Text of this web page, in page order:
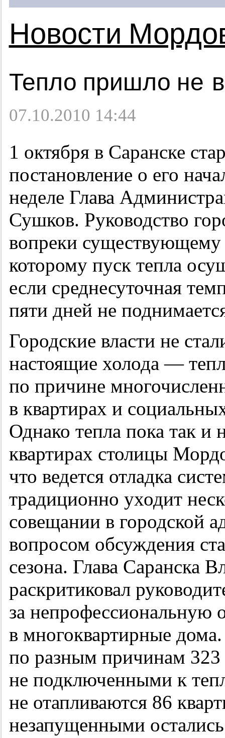
Новости
Тепло пришло не
07.10.2010 14:44
1 октября в Саранске
постановление о его
неделе Глава
Сушков. Руководство
вопреки
которому пуск тепла
если среднесуточная
пяти дней не
Городские власти не
настоящие холода —
по причине
в квартирах и
Однако тепла пока так и
квартирах столицы
что ведется отладка
традиционно уходит
совещании в городской
вопросом обсуждения
сезона. Глава Саранска
раскритиковал
за непрофессиональную
в многоквартирные
по разным причинам 323
не подключенными к
не отапливаются 86
незапущенными